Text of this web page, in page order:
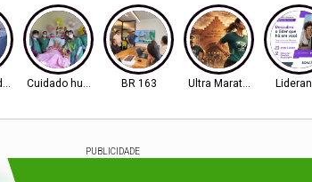
Inovação
Cuidado humanizadoBR 163 Ultra Maratona
PUBLICIDADE